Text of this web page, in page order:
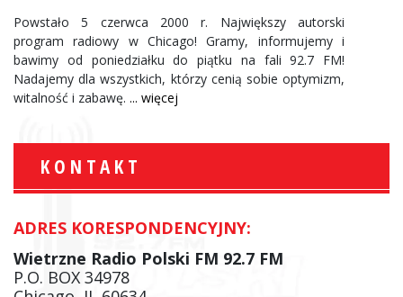
Powstało 5 czerwca 2000 r. Największy autorski
program radiowy w Chicago! Gramy, informujemy i
bawimy od poniedziałku do piątku na fali 92.7 FM!
Nadajemy dla wszystkich, którzy cenią sobie optymizm,
witalność i zabawę. ... więcej
KONTAKT
ADRES KORESPONDENCYJNY:
Wietrzne Radio Polski FM 92.7 FM
P.O. BOX 34978